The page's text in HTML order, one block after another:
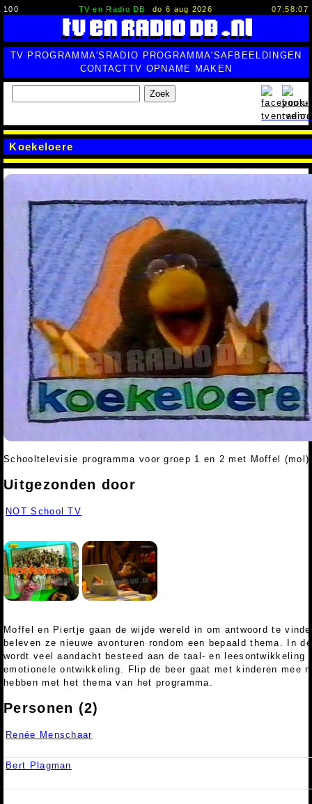
100 TV en Radio DB do 6 aug 2026 07:58:08
TV PROGRAMMA'S RADIO PROGRAMMA'SAFBEELDINGEN
CONTACTTV OPNAME MAKEN
Zoek
Koekeloere
Schooltelevisie programma voor groep 1 en 2 met Moffel
Uitgezonden door
NOT School TV
Moffel en Piertje gaan de wijde wereld in om antwoord te
beleven ze nieuwe avonturen rondom een bepaald thema. In
wordt veel aandacht besteed aan de taal- en leesontwikkeling
emotionele ontwikkeling. Flip de beer gaat met kinderen mee
hebben met het thema van het programma.
Personen (2)
Renée Menschaar
Bert Plagman